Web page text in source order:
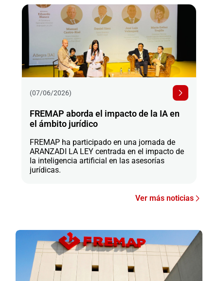
(07/06/2026)
FREMAP aborda el impacto de la IA en
el ámbito jurídico
FREMAP ha participado en una jornada de
ARANZADI LA LEY centrada en el impacto de
la inteligencia artificial en las asesorías
jurídicas.
Ver más noticias